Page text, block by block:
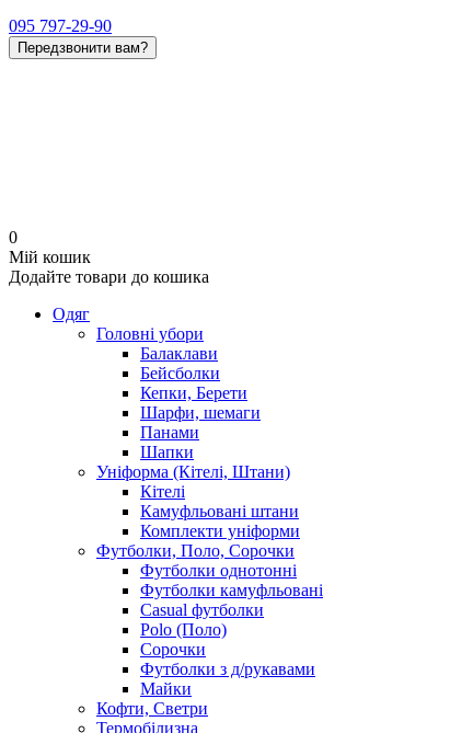
095 797-29-90
Передзвонити вам?
0
Мій кошик
Додайте товари до кошика
Одяг
Головні убори
Балаклави
Бейсболки
Кепки, Берети
Шарфи, шемаги
Панами
Шапки
Уніформа (Кітелі, Штани)
Кітелі
Камуфльовані штани
Комплекти уніформи
Футболки, Поло, Сорочки
Футболки однотонні
Футболки камуфльовані
Casual футболки
Polo (Поло)
Сорочки
Футболки з д/рукавами
Майки
Кофти, Светри
Термобілизна